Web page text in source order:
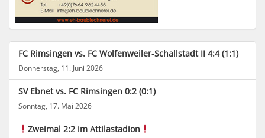
FC Rimsingen vs. FC Wolfenweiler-Schallstadt II 4:4 (1:1)
Donnerstag, 11. Juni 2026
SV Ebnet vs. FC Rimsingen 0:2 (0:1)
Sonntag, 17. Mai 2026
Zweimal 2:2 im Attilastadion